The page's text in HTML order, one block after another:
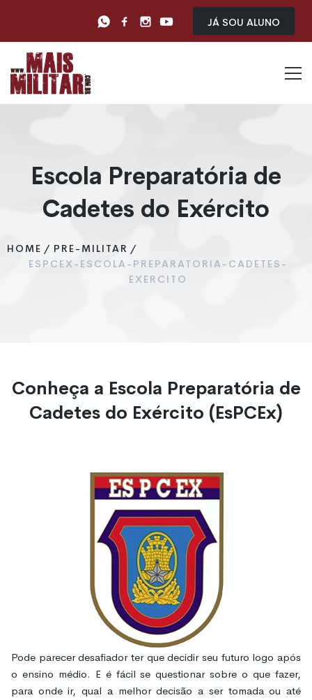
Já sou Aluno
Escola Preparatória de
Cadetes do Exército
HOME / PRE-MILITAR /
ESPCEX-ESCOLA-PREPARATORIA-CADETES-
EXERCITO
Conheça a Escola Preparatória de
Cadetes do Exército (EsPCEx)
Pode parecer desafiador ter que decidir seu futuro logo após
o ensino médio. E é fácil se questionar sobre o que fazer,
para onde ir, qual a melhor decisão a ser tomada ou até